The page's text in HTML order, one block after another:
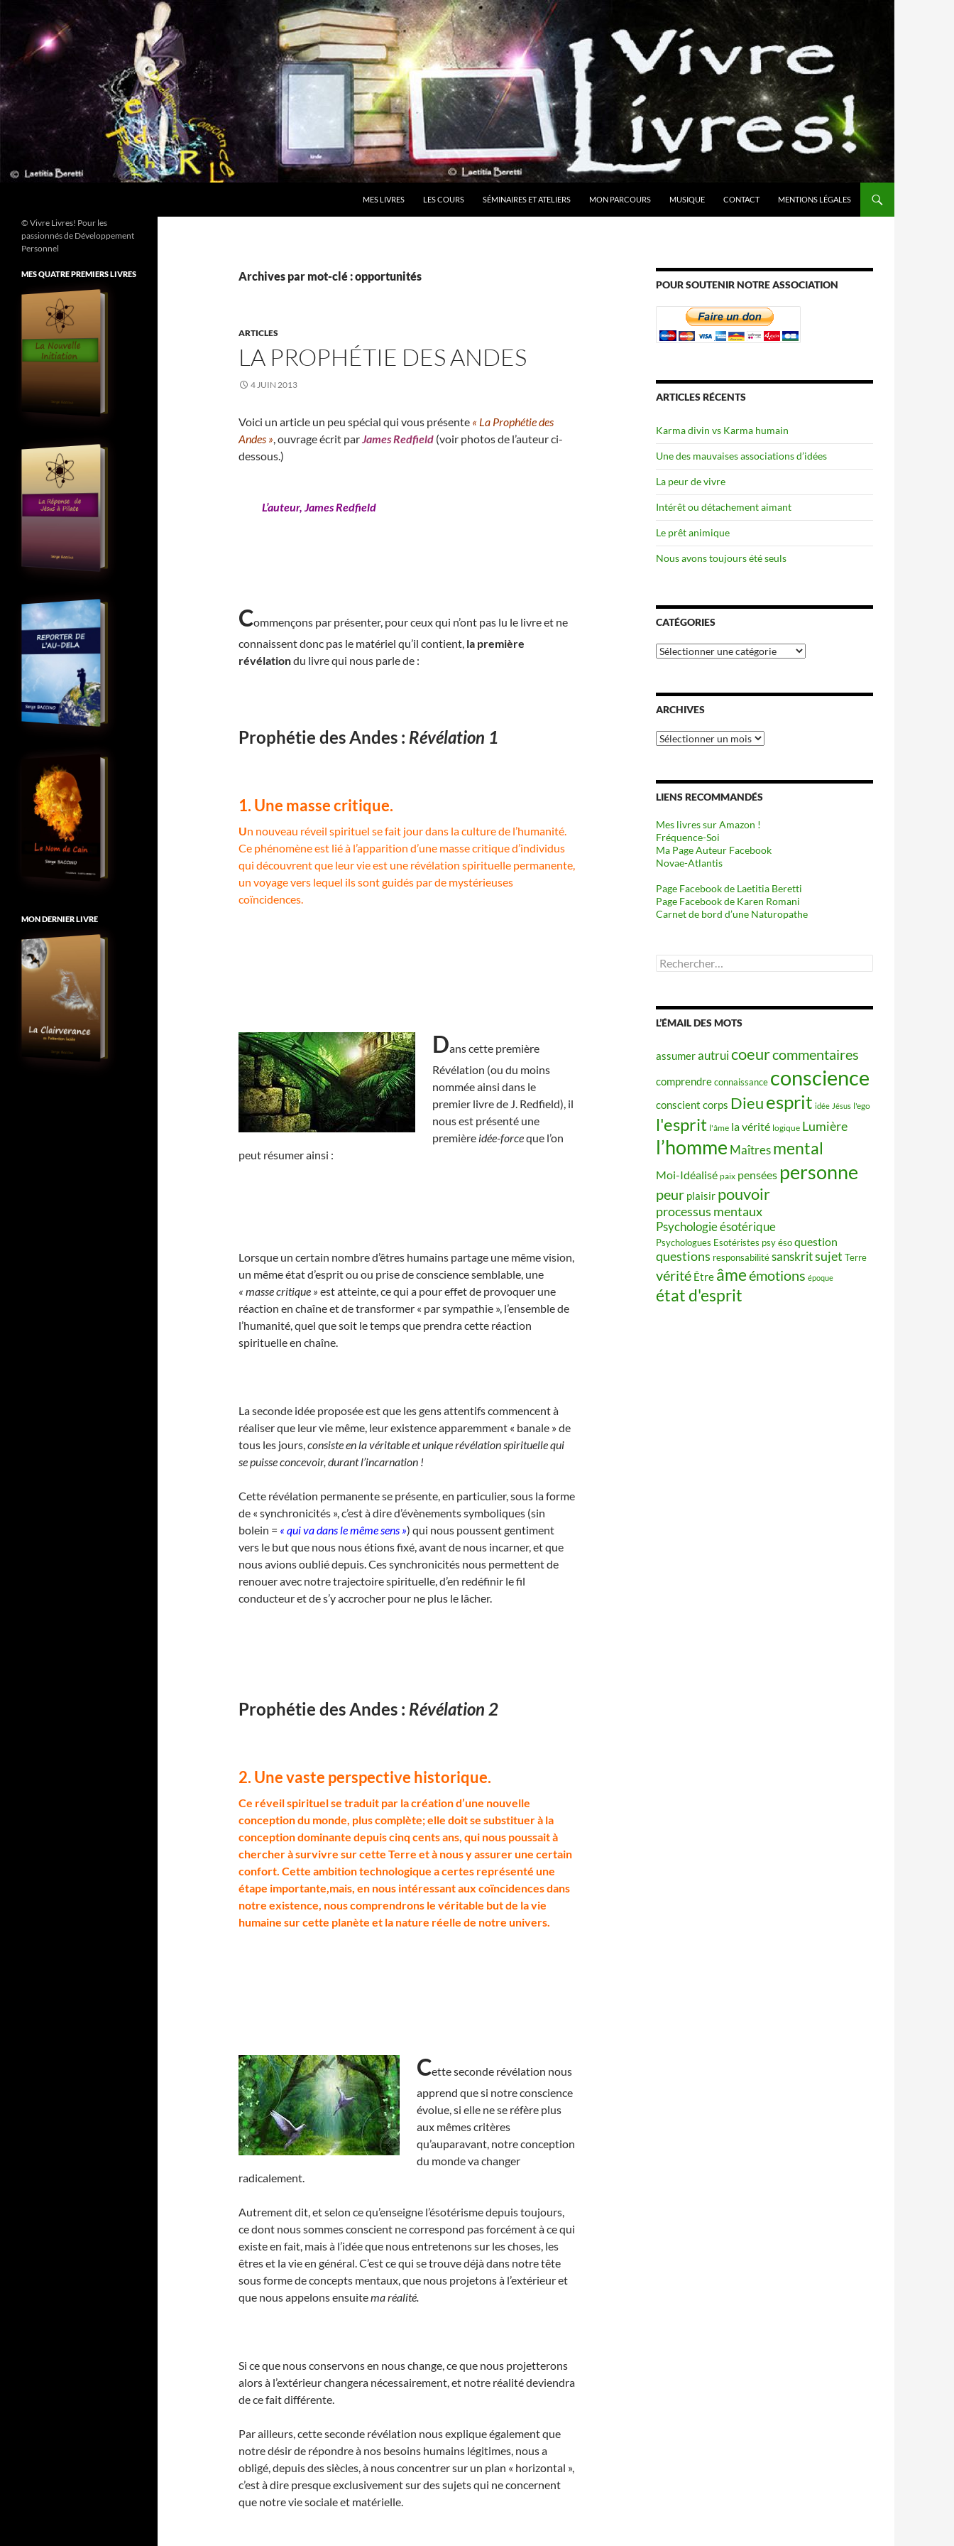
contenu
MES LIVRES LES COURS SÉMINAIRES ET ATELIERS MON PARCOURS MUSIQUE CONTACT MENTIONS LÉGALES
Archives par mot-clé : opportunités
ARTICLES
LA PROPHÉTIE DES ANDES
4 JUIN 2013
Voici un article un peu spécial qui vous présente « La Prophétie des
Andes », ouvrage écrit parJames Redfield (voir photos de l’auteur ci-
dessous.)
L’auteur, James Redfield
Commençons par présenter, pour ceux qui n’ont pas lu le livre et ne
connaissent donc pas le matériel qu’il contient, la première
révélationdu livre qui nous parle de :
Prophétie des Andes : Révélation 1
1. Une masse critique.
Un nouveau réveil spirituel se fait jour dans la culture de l’humanité.
Ce phénomène est lié à l’apparition d’une masse critique d’individus
qui découvrent que leur vie est une révélation spirituelle permanente,
un voyage vers lequel ils sont guidés par de mystérieuses
coïncidences.
Dans cette première
Révélation (ou du moins
nommée ainsi dans le
premier livre de J. Redfield), il
nous est présenté une
première idée-forceque l’on
peut résumer ainsi :
Lorsque un certain nombre d’êtres humains partage une même vision,
un même état d’esprit ou ou prise de conscience semblable, une
« masse critique » est atteinte, ce qui a pour effet de provoquer une
réaction en chaîne et de transformer « par sympathie », l’ensemble de
l’humanité, quel que soit le temps que prendra cette réaction
spirituelle en chaîne.
La seconde idée proposée est que les gens attentifs commencent à
réaliser que leur vie même, leur existence apparemment « banale » de
tous les jours,consiste en la véritable et unique révélation spirituelle qui
se puisse concevoir, durant l’incarnation !
Cette révélation permanente se présente, en particulier, sous la forme
de « synchronicités », c’est à dire d’évènements symboliques (sin
bolein = « qui va dans le même sens ») qui nous poussent gentiment
vers le but que nous nous étions fixé, avant de nous incarner, et que
nous avions oublié depuis. Ces synchronicités nous permettent de
renouer avec notre trajectoire spirituelle, d’en redéfinir le fil
conducteur et de s’y accrocher pour ne plus le lâcher.
Prophétie des Andes : Révélation 2
2. Une vaste perspective historique.
Ce réveil spirituel se traduit par la création d’une nouvelle
conception du monde, plus complète; elle doit se substituer à la
conception dominante depuis cinq cents ans, qui nous poussait à
chercher à survivre sur cette Terre et à nous y assurer une certain
confort. Cette ambition technologique a certes représenté une
étape importante,mais, en nous intéressant aux coïncidences dans
notre existence, nous comprendrons le véritable but de la vie
humaine sur cette planète et la nature réelle de notre univers.
Cette seconde révélation nous
apprend que si notre conscience
évolue, si elle ne se réfère plus
aux mêmes critères
qu’auparavant, notre conception
du monde va changer
radicalement.
Autrement dit, et selon ce qu’enseigne l’ésotérisme depuis toujours,
ce dont nous sommes conscient ne correspond pas forcément à ce qui
existe en fait, mais à l’idée que nous entretenons sur les choses, les
êtres et la vie en général. C’est ce qui se trouve déjà dans notre tête
sous forme de concepts mentaux, que nous projetons à l’extérieur et
que nous appelons ensuitema réalité.
Si ce que nous conservons en nous change, ce que nous projetterons
alors à l’extérieur changera nécessairement, et notre réalité deviendra
de ce fait différente.
Par ailleurs, cette seconde révélation nous explique également que
notre désir de répondre à nos besoins humains légitimes, nous a
obligé, depuis des siècles, à nous concentrer sur un plan « horizontal »,
c’est à dire presque exclusivement sur des sujets qui ne concernent
que notre vie sociale et matérielle.
POUR SOUTENIR NOTRE ASSOCIATION
ARTICLES RÉCENTS
Karma divin vs Karma humain
Une des mauvaises associations d’idées
La peur de vivre
Intérêt ou détachement aimant
Le prêt animique
Nous avons toujours été seuls
CATÉGORIES
Catégories
ARCHIVES
Archives
LIENS RECOMMANDÉS
Mes livres sur Amazon !
Fréquence-Soi
Ma Page Auteur Facebook
Novae-Atlantis
Page Facebook de Laetitia Beretti
Page Facebook de Karen Romani
Carnet de bord d’une Naturopathe
Rechercher :
L’ÉMAIL DES MOTS
assumerautruicoeurcommentaires
comprendreconnaissance conscience
conscient corps Dieuesprit idée Jésus l'ego
l'esprit l'âme la vérité logique Lumière
l’homme Maîtres mental
Moi-Idéalisé paix pensées personne
peur plaisir pouvoir
processus mentaux
Psychologie ésotérique
Psychologues Esotéristes psy ésoquestion
questions responsabilitésanskritsujet Terre
vérité Être âmeémotions époque
état d'esprit
© Vivre Livres! Pour les
passionnés de Développement
Personnel
MES QUATRE PREMIERS LIVRES
MON DERNIER LIVRE